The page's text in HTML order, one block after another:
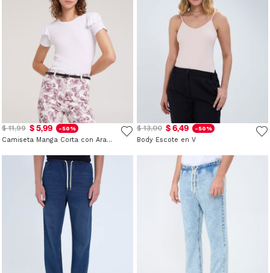
$ 11,99 $ 5,99 -50%
Camiseta Manga Corta con Arandelas
$ 13,00 $ 6,49 -50%
Body Escote en V